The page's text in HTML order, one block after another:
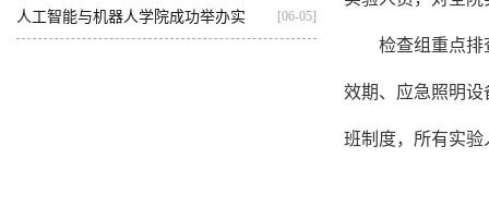
基...
人工智能与机器人学院成功举办实 [06-05]
检查组重点排
效期、应急照明
班制度，所有实